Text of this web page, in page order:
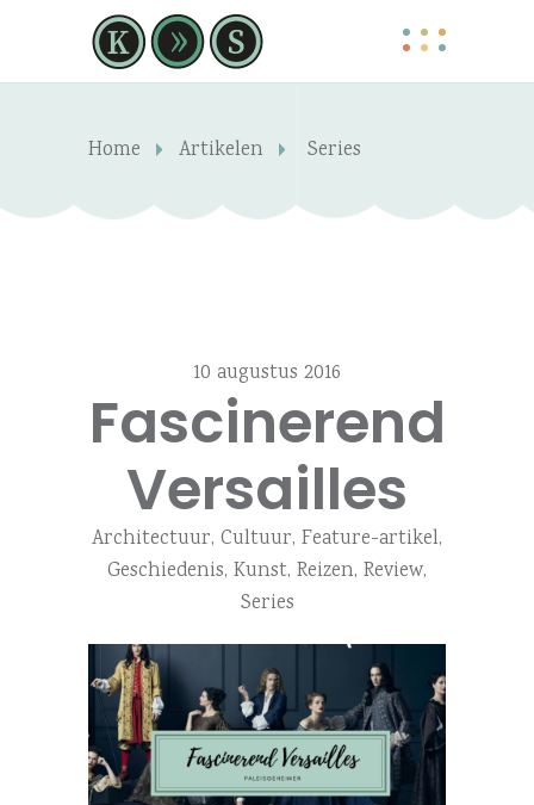
Home Artikelen Series
10 augustus 2016
Fascinerend
Versailles
Architectuur, Cultuur, Feature-artikel,
Geschiedenis, Kunst, Reizen, Review,
Series